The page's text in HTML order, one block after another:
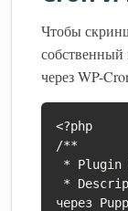
Чтобы
собственный
через WP-
<?php
/**
через